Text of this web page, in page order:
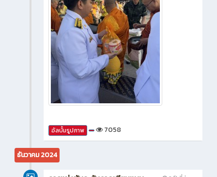
อัลบั้มรูปภาพ 7058
ธันวาคม 2024